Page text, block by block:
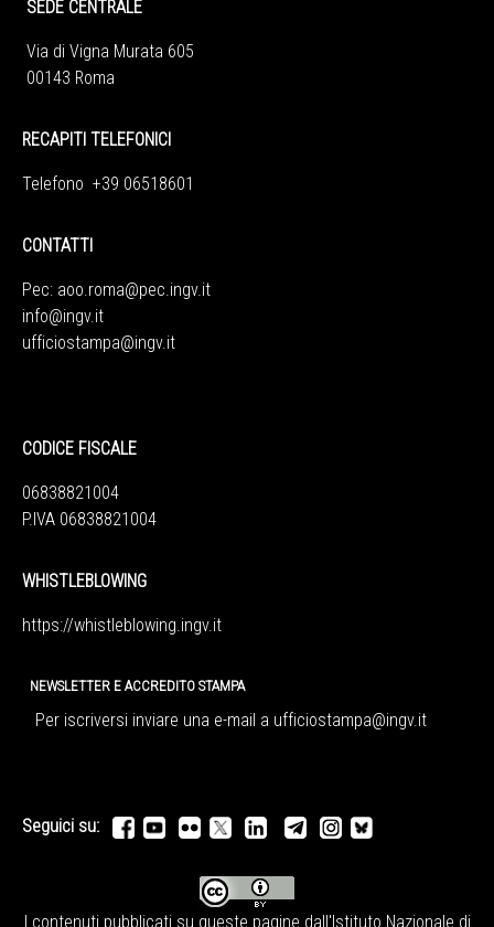
SEDE CENTRALE
Via di Vigna Murata 605
00143 Roma
RECAPITI TELEFONICI
Telefono +39 06518601
CONTATTI
Pec: aoo.roma@pec.ingv.it
info@ingv.it
ufficiostampa@ingv.it
CODICE FISCALE
06838821004
P.IVA 06838821004
WHISTLEBLOWING
https://whistleblowing.ingv.it
NEWSLETTER E ACCREDITO STAMPA
Per iscriversi inviare una e-mail a ufficiostampa@ingv.it
Seguici su:
I contenuti pubblicati su queste pagine dall' Istituto Nazionale di